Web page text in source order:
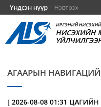
Үндсэн нүүр | Нэвтрэх
ИРГЭНИЙ
НИСЭХИЙН
АГААРЫН
[ 2026-08-08 01:31